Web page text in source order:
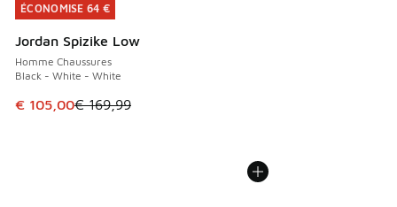
ÉCONOMISE 64 €
Jordan Spizike Low
Homme Chaussures
Black - White - White
Cet article est en promotion. Prix en baisse de € 169,99 à
€ 105,00€ 169,99
ÉCONOMISE 64 €